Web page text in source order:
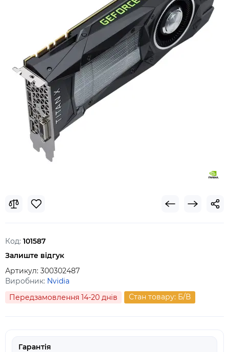
Код: 101587
Залиште відгук
Артикул: 300302487
Виробник: Nvidia
Передзамовлення 14-20 днів
Стан товару: Б/В
Гарантія